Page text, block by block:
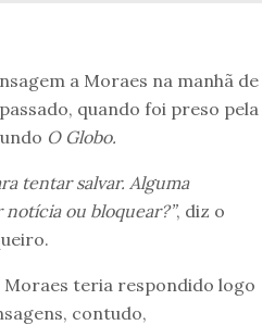
a Moraes na manhã de
quando foi preso pela
O Globo.
tentar salvar. Alguma
ou bloquear?”, diz o
teria respondido logo
contudo,